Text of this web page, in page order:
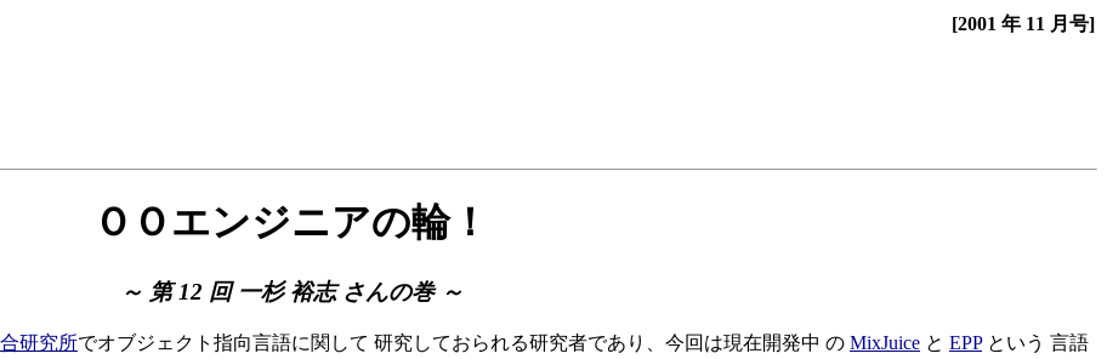
[2001 年 11 月号]
ＯＯエンジニアの輪！
～ 第 12 回 一杉 裕志 さんの巻 ～
研究所でオブジェクト指向言語に関して 研究しておられる研究者であり、今回は現在開発中 の MixJuice と EPPという 言語